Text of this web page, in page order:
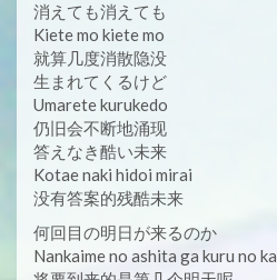
消えても消えても
Kiete mo kiete mo
就算几度消散隐没
生まれてくるけど
Umarete kurukedo
仍旧会不断地涌现
答えなき酷い未来
Kotae naki hidoi mirai
没有答案的残酷未来
何回目の明日が来るのか
Nankaime no ashita ga kuru no ka